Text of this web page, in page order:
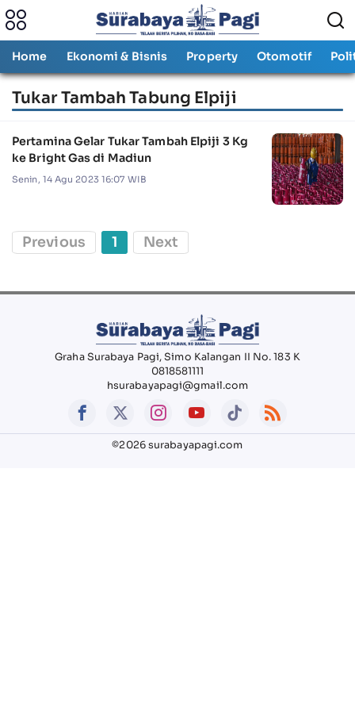
Home Ekonomi & Bisnis Property Otomotif
Tukar Tambah Tabung Elpiji
Pertamina Gelar Tukar Tambah Elpiji 3 Kg
ke Bright Gas di Madiun
Senin, 14 Agu 2023 16:07 WIB
Previous 1 Next
Graha Surabaya Pagi, Simo Kalangan II No. 183 K
0818581111
hsurabayapagi@gmail.com
©2026 surabayapagi.com